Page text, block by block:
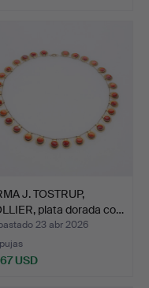
J. TOSTRUP,
plata dorada co…
23 abr 2026
USD